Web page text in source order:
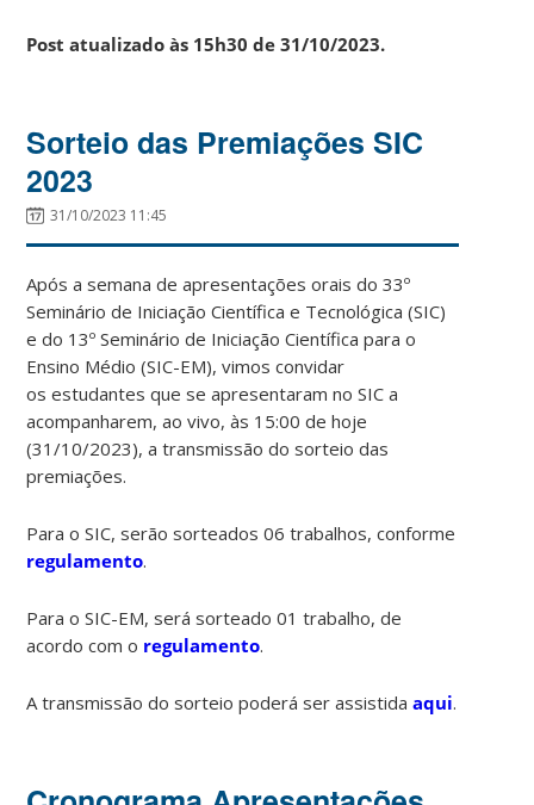
Post atualizado às 15h30 de 31/10/2023.
Sorteio das Premiações SIC
2023
31/10/2023 11:45
Após a semana de apresentações orais do 33º
Seminário de Iniciação Científica e Tecnológica (SIC)
e do 13º Seminário de Iniciação Científica para o
Ensino Médio (SIC-EM), vimos convidar
os estudantes que se apresentaram no SIC a
acompanharem, ao vivo, às 15:00 de hoje
(31/10/2023), a transmissão do sorteio das
premiações.
Para o SIC, serão sorteados 06 trabalhos, conforme
regulamento.
Para o SIC-EM, será sorteado 01 trabalho, de
acordo com o regulamento.
A transmissão do sorteio poderá ser assistidaaqui.